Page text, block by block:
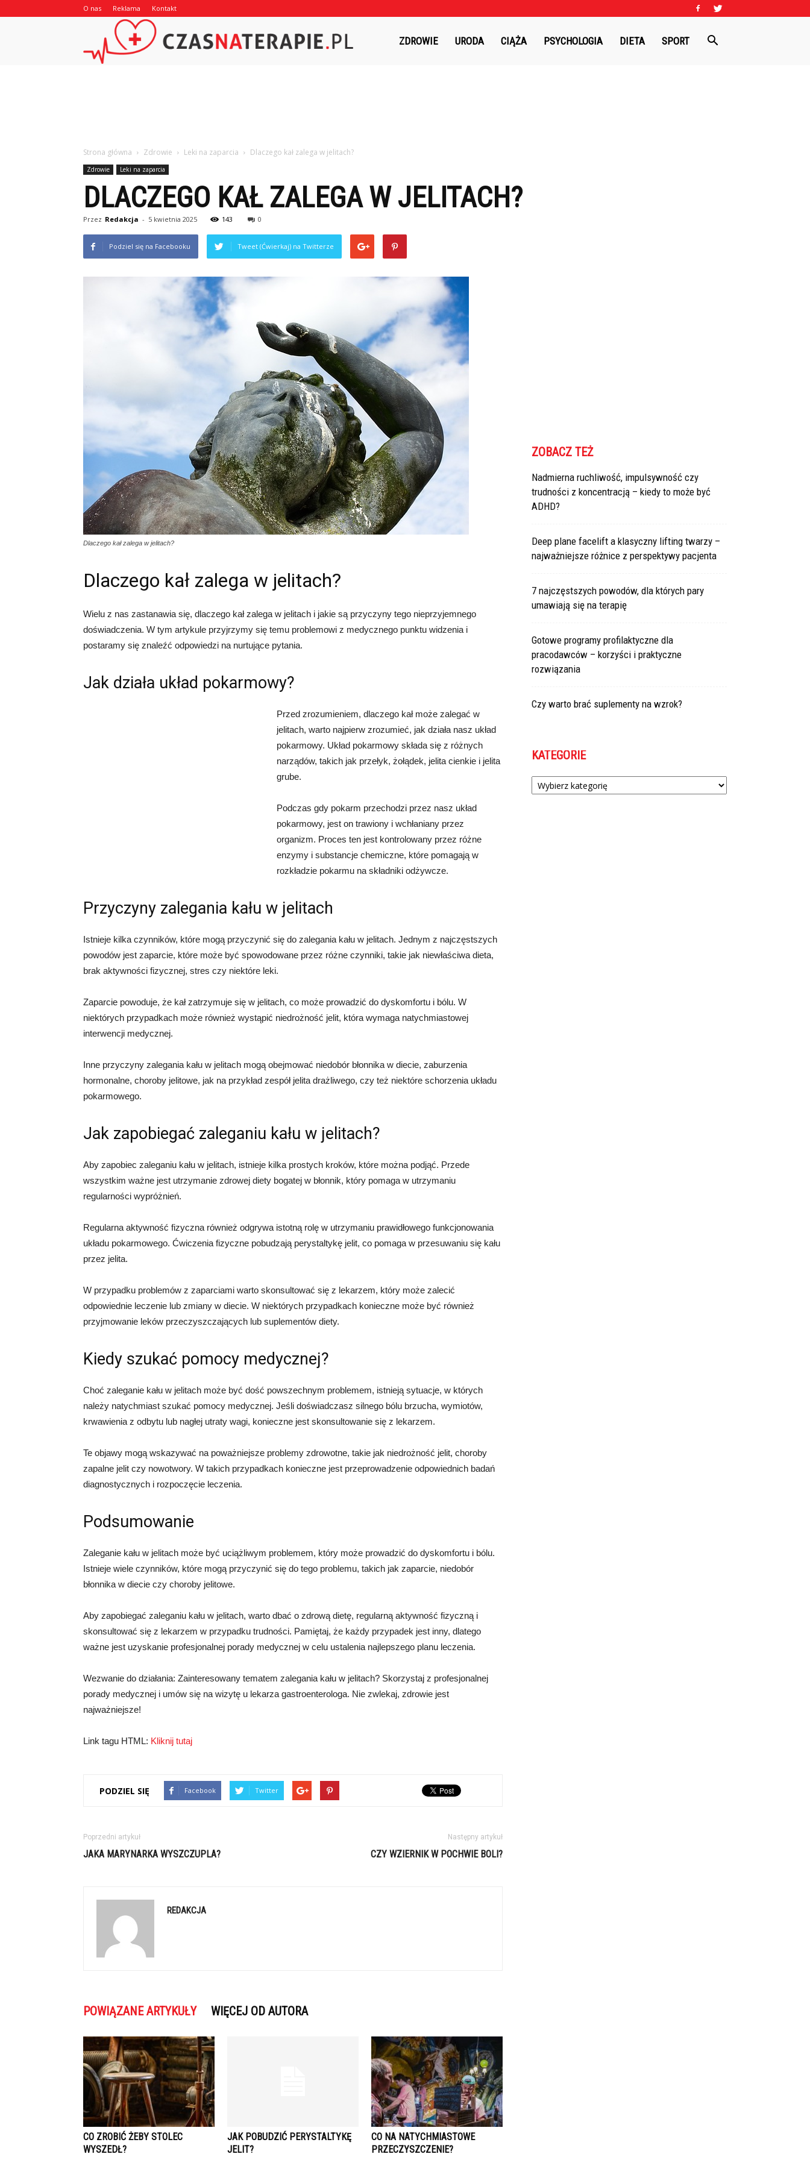
O nas Reklama Kontakt
Czasnaterapie.plZDROWIE URODA CIĄŻA PSYCHOLOGIA DIETA SPORT
Strona główna Zdrowie Leki na zaparcia Dlaczego kał zalega w jelitach?
Zdrowie Leki na zaparcia
DLACZEGO KAŁ ZALEGA W JELITACH?
Przez Redakcja - 5 kwietnia 2025 143 0
Podziel się na Facebooku Tweet (Ćwierkaj) na Twitterze
Dlaczego kał zalega w jelitach?
Dlaczego kał zalega w jelitach?
Wielu z nas zastanawia się, dlaczego kał zalega w jelitach i jakie są przyczyny tego nieprzyjemnego
doświadczenia. W tym artykule przyjrzymy się temu problemowi z medycznego punktu widzenia i
postaramy się znaleźć odpowiedzi na nurtujące pytania.
Jak działa układ pokarmowy?
Przed zrozumieniem, dlaczego kał może zalegać w
jelitach, warto najpierw zrozumieć, jak działa nasz układ
pokarmowy. Układ pokarmowy składa się z różnych
narządów, takich jak przełyk, żołądek, jelita cienkie i jelita
grube.
Podczas gdy pokarm przechodzi przez nasz układ
pokarmowy, jest on trawiony i wchłaniany przez
organizm. Proces ten jest kontrolowany przez różne
enzymy i substancje chemiczne, które pomagają w
rozkładzie pokarmu na składniki odżywcze.
Przyczyny zalegania kału w jelitach
Istnieje kilka czynników, które mogą przyczynić się do zalegania kału w jelitach. Jednym z najczęstszych
powodów jest zaparcie, które może być spowodowane przez różne czynniki, takie jak niewłaściwa dieta,
brak aktywności fizycznej, stres czy niektóre leki.
Zaparcie powoduje, że kał zatrzymuje się w jelitach, co może prowadzić do dyskomfortu i bólu. W
niektórych przypadkach może również wystąpić niedrożność jelit, która wymaga natychmiastowej
interwencji medycznej.
Inne przyczyny zalegania kału w jelitach mogą obejmować niedobór błonnika w diecie, zaburzenia
hormonalne, choroby jelitowe, jak na przykład zespół jelita drażliwego, czy też niektóre schorzenia układu
pokarmowego.
Jak zapobiegać zaleganiu kału w jelitach?
Aby zapobiec zaleganiu kału w jelitach, istnieje kilka prostych kroków, które można podjąć. Przede
wszystkim ważne jest utrzymanie zdrowej diety bogatej w błonnik, który pomaga w utrzymaniu
regularności wypróżnień.
Regularna aktywność fizyczna również odgrywa istotną rolę w utrzymaniu prawidłowego funkcjonowania
układu pokarmowego. Ćwiczenia fizyczne pobudzają perystaltykę jelit, co pomaga w przesuwaniu się kału
przez jelita.
W przypadku problemów z zaparciami warto skonsultować się z lekarzem, który może zalecić
odpowiednie leczenie lub zmiany w diecie. W niektórych przypadkach konieczne może być również
przyjmowanie leków przeczyszczających lub suplementów diety.
Kiedy szukać pomocy medycznej?
Choć zaleganie kału w jelitach może być dość powszechnym problemem, istnieją sytuacje, w których
należy natychmiast szukać pomocy medycznej. Jeśli doświadczasz silnego bólu brzucha, wymiotów,
krwawienia z odbytu lub nagłej utraty wagi, konieczne jest skonsultowanie się z lekarzem.
Te objawy mogą wskazywać na poważniejsze problemy zdrowotne, takie jak niedrożność jelit, choroby
zapalne jelit czy nowotwory. W takich przypadkach konieczne jest przeprowadzenie odpowiednich badań
diagnostycznych i rozpoczęcie leczenia.
Podsumowanie
Zaleganie kału w jelitach może być uciążliwym problemem, który może prowadzić do dyskomfortu i bólu.
Istnieje wiele czynników, które mogą przyczynić się do tego problemu, takich jak zaparcie, niedobór
błonnika w diecie czy choroby jelitowe.
Aby zapobiegać zaleganiu kału w jelitach, warto dbać o zdrową dietę, regularną aktywność fizyczną i
skonsultować się z lekarzem w przypadku trudności. Pamiętaj, że każdy przypadek jest inny, dlatego
ważne jest uzyskanie profesjonalnej porady medycznej w celu ustalenia najlepszego planu leczenia.
Wezwanie do działania: Zainteresowany tematem zalegania kału w jelitach? Skorzystaj z profesjonalnej
porady medycznej i umów się na wizytę u lekarza gastroenterologa. Nie zwlekaj, zdrowie jest
najważniejsze!
Link tagu HTML: Kliknij tutaj
PODZIEL SIĘ Facebook Twitter
Poprzedni artykuł
JAKA MARYNARKA WYSZCZUPLA?
Następny artykuł
CZY WZIERNIK W POCHWIE BOLI?
REDAKCJA
POWIĄZANE ARTYKUŁY WIĘCEJ OD AUTORA
CO ZROBIĆ ŻEBY STOLEC
WYSZEDŁ?
JAK POBUDZIĆ PERYSTALTYKĘ
JELIT?
CO NA NATYCHMIASTOWE
PRZECZYSZCZENIE?
ZOBACZ TEŻ
Nadmierna ruchliwość, impulsywność czy
trudności z koncentracją – kiedy to może być
ADHD?
Deep plane facelift a klasyczny lifting twarzy –
najważniejsze różnice z perspektywy pacjenta
7 najczęstszych powodów, dla których pary
umawiają się na terapię
Gotowe programy profilaktyczne dla
pracodawców – korzyści i praktyczne
rozwiązania
Czy warto brać suplementy na wzrok?
KATEGORIE
Kategorie